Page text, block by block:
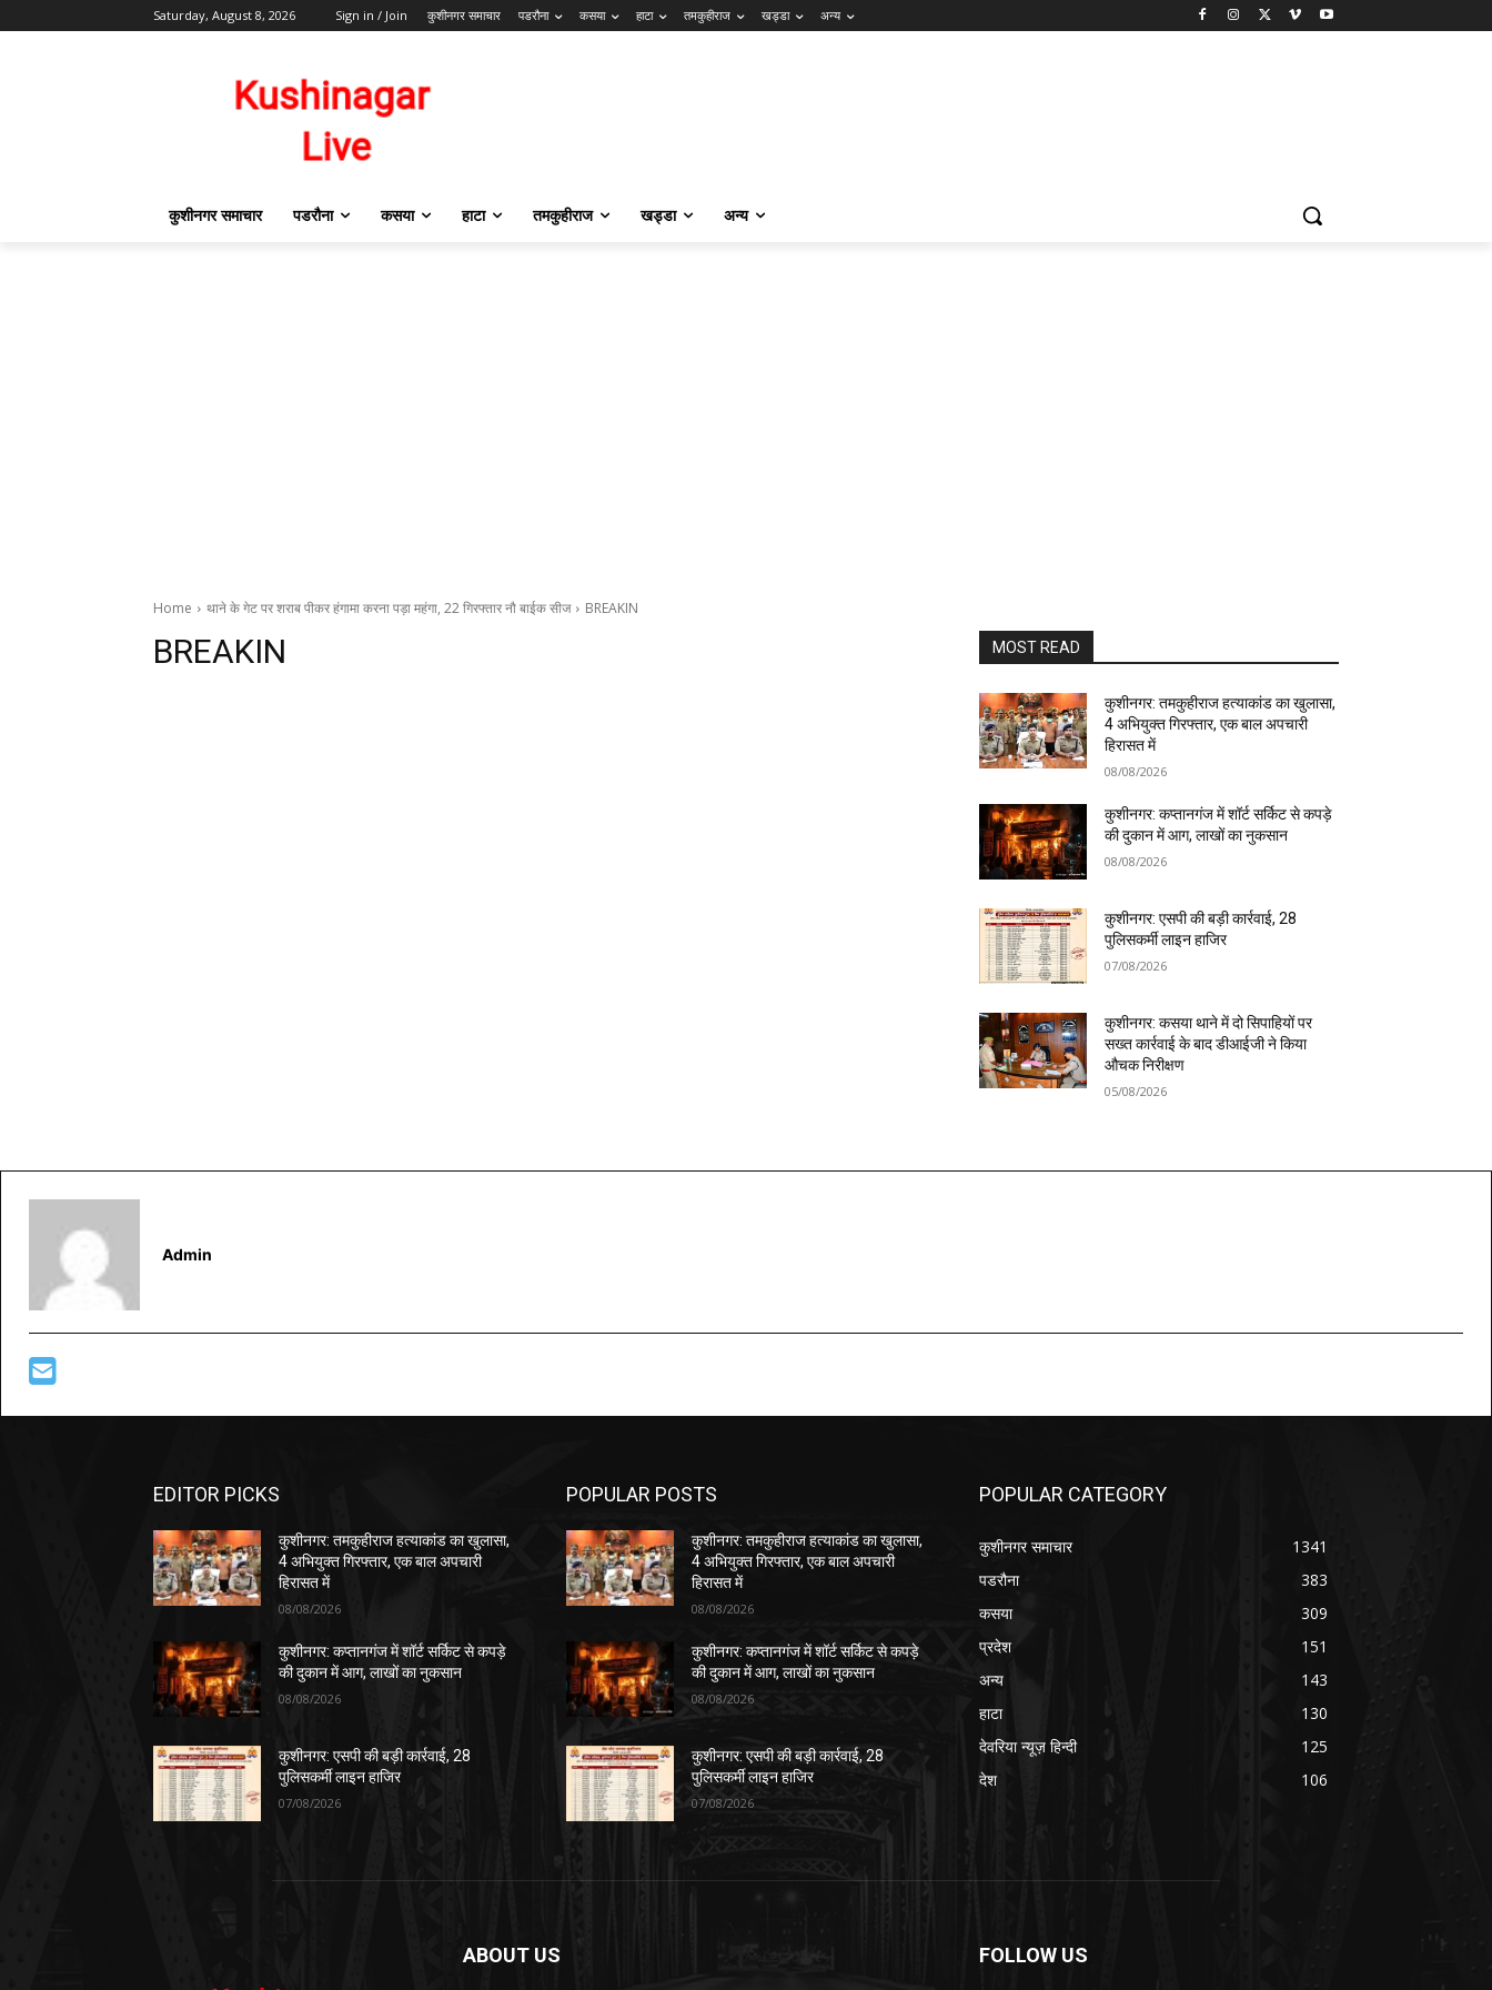
Saturday, August 8, 2026 Sign in / Join कुशीनगर समाचार पडरौना कसया हाटा तमकुहीराज खड्डा अन्य
कुशीनगर समाचार पडरौना कसया हाटा तमकुहीराज खड्डा अन्य
Home थाने के गेट पर शराब पीकर हंगामा करना पड़ा महंगा, 22 गिरफ्तार नौ बाईक सीज BREAKIN
BREAKIN MOST READ
कुशीनगर: तमकुहीराज हत्याकांड का खुलासा,
4 अभियुक्त गिरफ्तार, एक बाल अपचारी
हिरासत में
08/08/2026
कुशीनगर: कप्तानगंज में शॉर्ट सर्किट से कपड़े
की दुकान में आग, लाखों का नुकसान
08/08/2026
कुशीनगर: एसपी की बड़ी कार्रवाई, 28
पुलिसकर्मी लाइन हाजिर
07/08/2026
कुशीनगर: कसया थाने में दो सिपाहियों पर
सख्त कार्रवाई के बाद डीआईजी ने किया
औचक निरीक्षण
05/08/2026
Admin
EDITOR PICKS
कुशीनगर: तमकुहीराज हत्याकांड का खुलासा,
4 अभियुक्त गिरफ्तार, एक बाल अपचारी
हिरासत में
08/08/2026
कुशीनगर: कप्तानगंज में शॉर्ट सर्किट से कपड़े
की दुकान में आग, लाखों का नुकसान
08/08/2026
कुशीनगर: एसपी की बड़ी कार्रवाई, 28
पुलिसकर्मी लाइन हाजिर
07/08/2026
POPULAR POSTS
कुशीनगर: तमकुहीराज हत्याकांड का खुलासा,
4 अभियुक्त गिरफ्तार, एक बाल अपचारी
हिरासत में
08/08/2026
कुशीनगर: कप्तानगंज में शॉर्ट सर्किट से कपड़े
की दुकान में आग, लाखों का नुकसान
08/08/2026
कुशीनगर: एसपी की बड़ी कार्रवाई, 28
पुलिसकर्मी लाइन हाजिर
07/08/2026
POPULAR CATEGORY
कुशीनगर समाचार
1341
पडरौना
383
कसया
309
प्रदेश
151
अन्य
143
हाटा
130
देवरिया न्यूज़ हिन्दी
125
देश
106
ABOUT US FOLLOW US